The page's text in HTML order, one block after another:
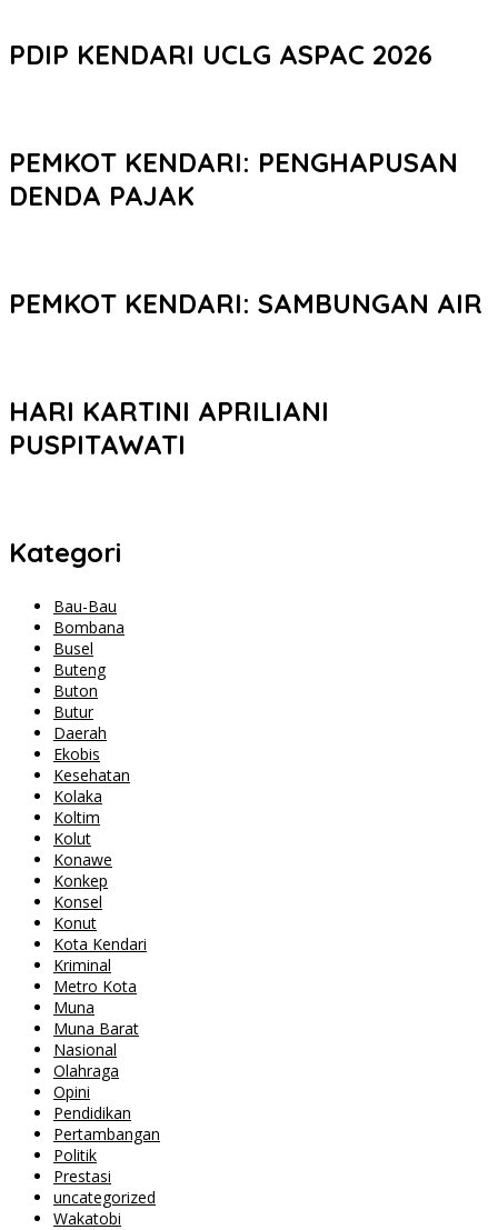
PDIP KENDARI UCLG ASPAC 2026
PEMKOT KENDARI: PENGHAPUSAN
DENDA PAJAK
PEMKOT KENDARI: SAMBUNGAN AIR
HARI KARTINI APRILIANI
PUSPITAWATI
Kategori
Bau-Bau
Bombana
Busel
Buteng
Buton
Butur
Daerah
Ekobis
Kesehatan
Kolaka
Koltim
Kolut
Konawe
Konkep
Konsel
Konut
Kota Kendari
Kriminal
Metro Kota
Muna
Muna Barat
Nasional
Olahraga
Opini
Pendidikan
Pertambangan
Politik
Prestasi
uncategorized
Wakatobi